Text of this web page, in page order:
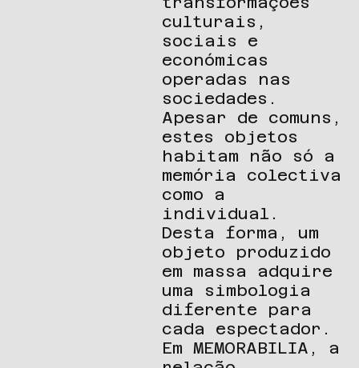
culturais,
sociais e
económicas
operadas nas
sociedades.
Apesar de comuns,
estes objetos
habitam não só a
memória colectiva
como a
individual.
Desta forma, um
objeto produzido
em massa adquire
uma simbologia
diferente para
cada espectador.
Em MEMORABILIA, a